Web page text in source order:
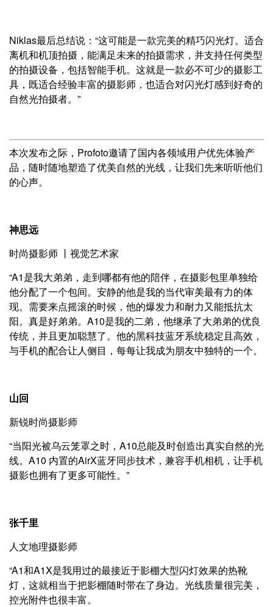
Niklas最后总结说：“这可能是一款完美的精巧闪光灯。适合
离机和机顶拍摄，能满足未来的拍摄需求，并支持任何类型
的拍摄设备，包括智能手机。这就是一款必不可少的摄影工
具，既适合经验丰富的摄影师，也适合对闪光灯感到好奇的
自然光拍摄者。”
本次发布之际，Profoto邀请了国内各领域用户优先体验产
品，随时随地塑造了优美自然的光线，让我们先来听听他们
的心声。
神思远
时尚摄影师 丨视觉艺术家
“A1是我大弟弟，走到哪都有他的陪伴，在摄影包里单独给
他分配了一个包间。安静的他是我的当代审美最有力的体
现。需要来点摇滚的时候，他的爆发力和耐力又能抵抗太
阳。真是好弟弟。A10是我的二弟，他继承了大弟弟的优良
传统，并且更加聪慧了。他的黑科技蓝牙系统稳定且高效，
与手机的配合让人侧目，每每让我成为朋友中独特的一个。
山回
新锐时尚摄影师
“当阳光被乌云笼罩之时，A10总能及时创造出真实自然的光
线。A10 内置的AirX蓝牙同步技术，兼容手机相机，让手机
摄影也拥有了更多可能性。”
张千里
人文地理摄影师
“A1和A1X是我用过的最接近于影棚大型闪灯效果的热靴
灯，这就相当于把影棚随时带在了身边。光线质量很完美，
控光附件也很丰富。